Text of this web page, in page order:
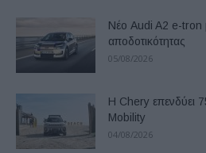
Νέο Audi A2 e-tron
αποδοτικότητας
05/08/2026
Η Chery επενδύει
Mobility
04/08/2026